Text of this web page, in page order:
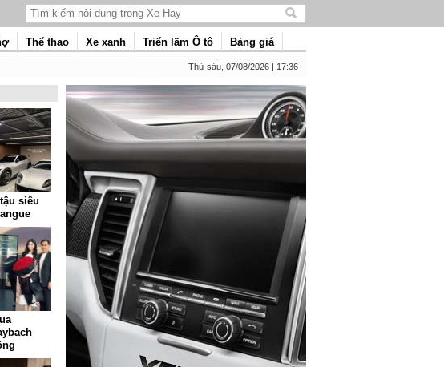
Tìm
nội
dung
Thể thao Xe xanh Triển lãm Ô tô
Bảng giá
Thứ sáu, 07/08/2026 | 17:36
siêu